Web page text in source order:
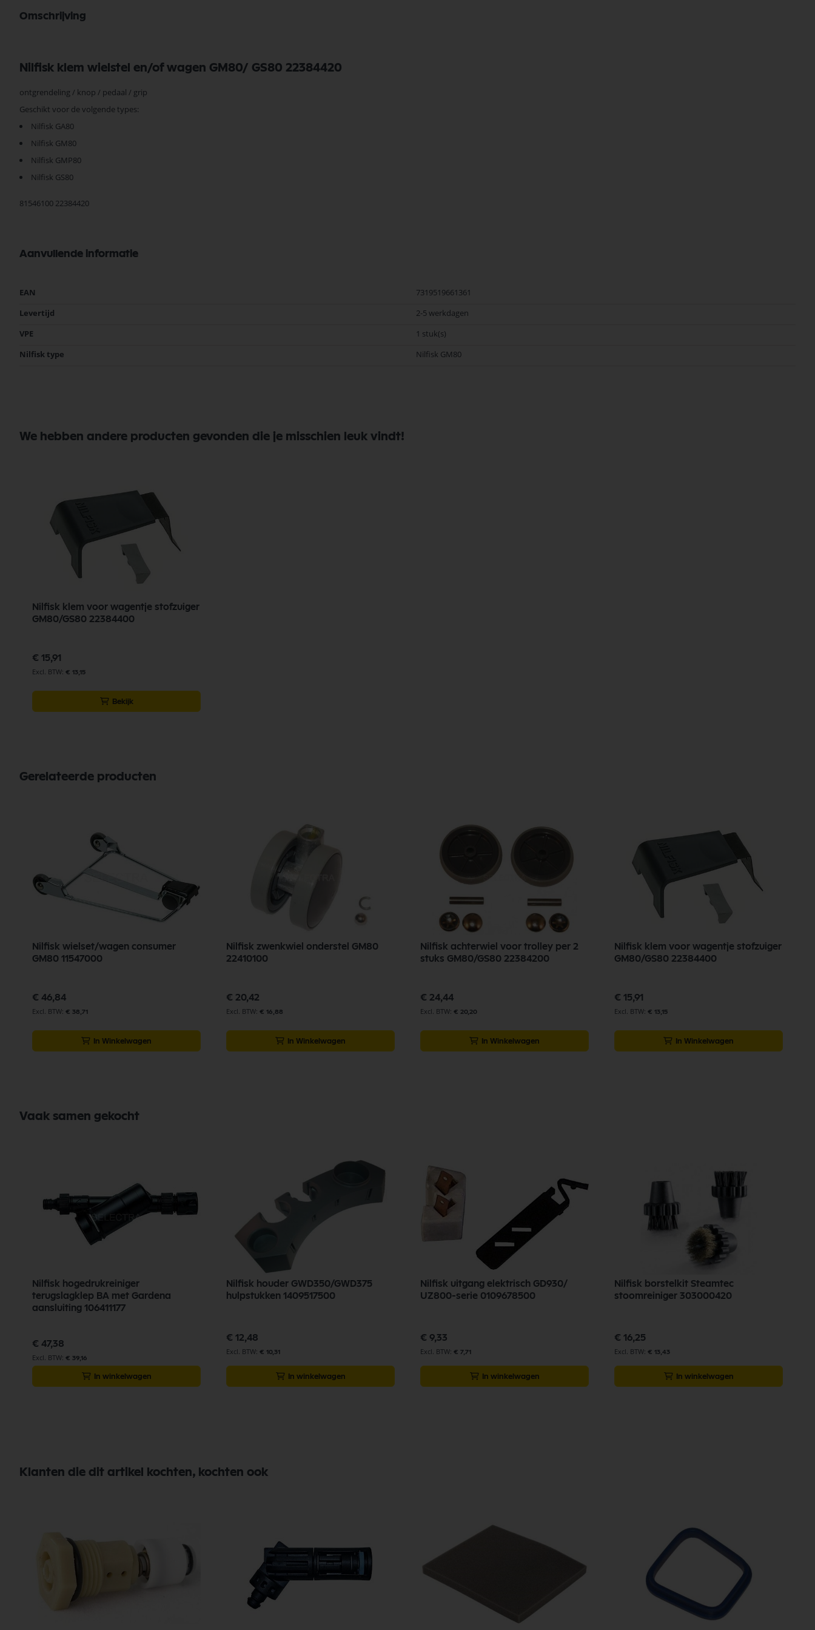
Omschrijving
Nilfisk klem wielstel en/of wagen GM80/ GS80 22384420
ontgrendeling / knop / pedaal / grip
Geschikt voor de volgende types:
Nilfisk GA80
Nilfisk GM80
Nilfisk GMP80
Nilfisk GS80
81546100 22384420
Aanvullende informatie
Meer
EAN
7319519661361
Levertijd
2-5 werkdagen
VPE
1 stuk(s)
Nilfisk type
Nilfisk GM80
We hebben andere producten gevonden die je misschien leuk vindt!
Nilfisk klem voor wagentje stofzuiger
GM80/GS80 22384400
€ 15,91
€ 13,15
Bekijk
Gerelateerde producten
Nilfisk wielset/wagen consumer
GM80 11547000
€ 46,84
€ 38,71
In Winkelwagen
Nilfisk zwenkwiel onderstel GM80
22410100
€ 20,42
€ 16,88
In Winkelwagen
Nilfisk achterwiel voor trolley per 2
stuks GM80/GS80 22384200
€ 24,44
€ 20,20
In Winkelwagen
Nilfisk klem voor wagentje stofzuiger
GM80/GS80 22384400
€ 15,91
€ 13,15
In Winkelwagen
Vaak samen gekocht
Nilfisk hogedrukreiniger
terugslagklep BA met Gardena
aansluiting 106411177
€ 47,38
€ 39,16
In winkelwagen
Nilfisk houder GWD350/GWD375
hulpstukken 1409517500
€ 12,48
€ 10,31
In winkelwagen
Nilfisk uitgang elektrisch GD930/
UZ800-serie 0109678500
€ 9,33
€ 7,71
In winkelwagen
Nilfisk borstelkit Steamtec
stoomreiniger 303000420
€ 16,25
€ 13,43
In winkelwagen
Klanten die dit artikel kochten, kochten ook